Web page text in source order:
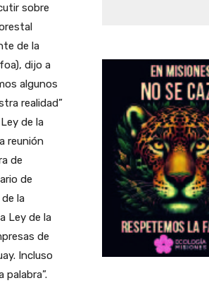
sobre
de la
dijo a
algunos
realidad”
de la
reunión
de
de
la
Ley de la
de
Incluso